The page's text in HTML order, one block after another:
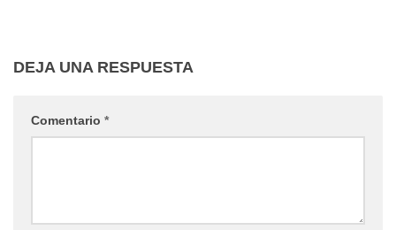
DEJA UNA RESPUESTA
Comentario *